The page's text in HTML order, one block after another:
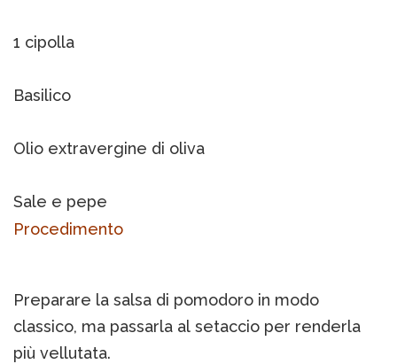
1 cipolla
Basilico
Olio extravergine di oliva
Sale e pepe
Procedimento
Preparare la salsa di pomodoro in modo
classico, ma passarla al setaccio per renderla
più vellutata.